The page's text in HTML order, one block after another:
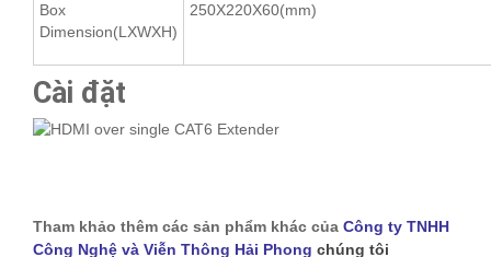
Box
Dimension(LXWXH)
250X220X60(mm)
Cài đặt
Tham khảo thêm các sản phẩm khác của Công ty TNHH
Công Nghệ và Viễn Thông Hải Phong chúng tôi